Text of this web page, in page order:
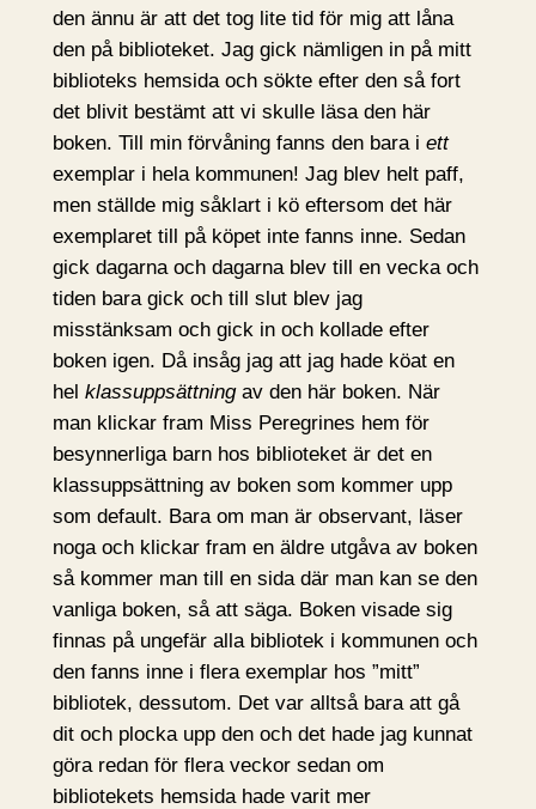
den ännu är att det tog lite tid för mig att låna
den på biblioteket. Jag gick nämligen in på mitt
biblioteks hemsida och sökte efter den så fort
det blivit bestämt att vi skulle läsa den här
boken. Till min förvåning fanns den bara i ett
exemplar i hela kommunen! Jag blev helt paff,
men ställde mig såklart i kö eftersom det här
exemplaret till på köpet inte fanns inne. Sedan
gick dagarna och dagarna blev till en vecka och
tiden bara gick och till slut blev jag
misstänksam och gick in och kollade efter
boken igen. Då insåg jag att jag hade köat en
hel klassuppsättningav den här boken. När
man klickar fram Miss Peregrines hem för
besynnerliga barn hos biblioteket är det en
klassuppsättning av boken som kommer upp
som default. Bara om man är observant, läser
noga och klickar fram en äldre utgåva av boken
så kommer man till en sida där man kan se den
vanliga boken, så att säga. Boken visade sig
finnas på ungefär alla bibliotek i kommunen och
den fanns inne i flera exemplar hos ”mitt”
bibliotek, dessutom. Det var alltså bara att gå
dit och plocka upp den och det hade jag kunnat
göra redan för flera veckor sedan om
bibliotekets hemsida hade varit mer